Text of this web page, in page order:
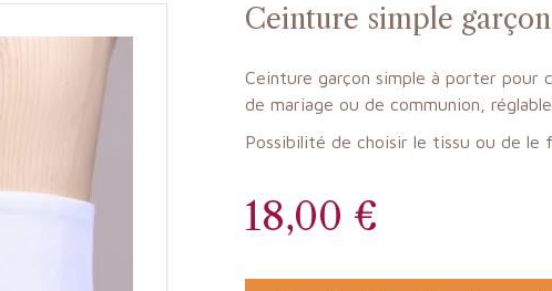
Ceinture simple garçon
Ceinture garçon simple à porter pour
de mariage ou de communion,
Possibilité de choisir le tissu ou de le
18,00 €